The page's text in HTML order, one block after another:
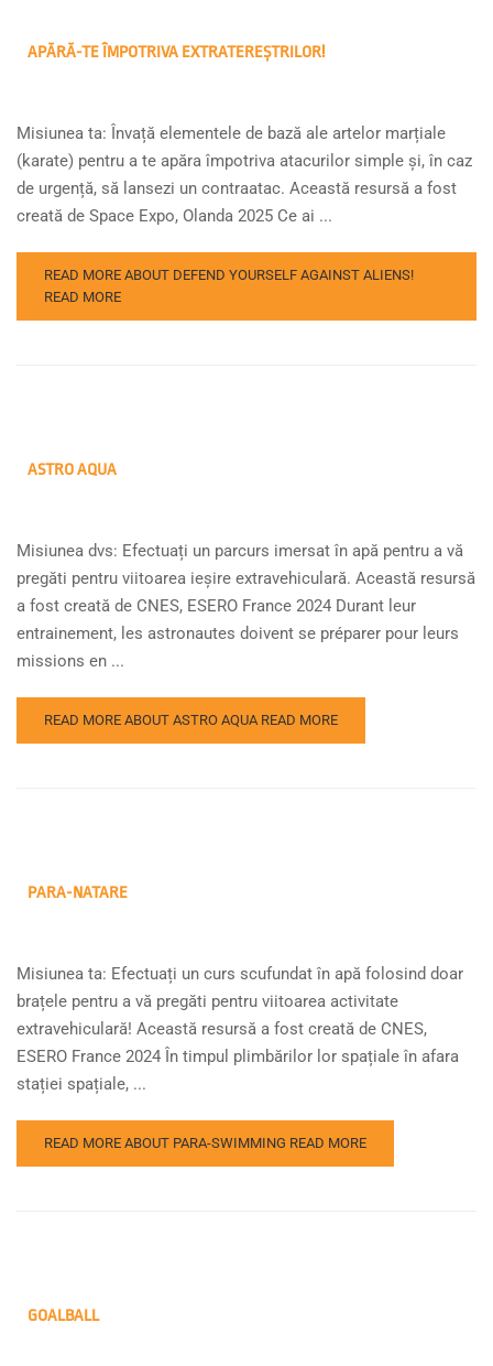
APĂRĂ-TE ÎMPOTRIVA EXTRATEREȘTRILOR!
Misiunea ta: Învață elementele de bază ale artelor marțiale
(karate) pentru a te apăra împotriva atacurilor simple și, în caz
de urgență, să lansezi un contraatac. Această resursă a fost
creată de Space Expo, Olanda 2025 Ce ai ...
READ MORE ABOUT DEFEND YOURSELF AGAINST ALIENS!
READ MORE
ASTRO AQUA
Misiunea dvs: Efectuați un parcurs imersat în apă pentru a vă
pregăti pentru viitoarea ieșire extravehiculară. Această resursă
a fost creată de CNES, ESERO France 2024 Durant leur
entrainement, les astronautes doivent se préparer pour leurs
missions en ...
READ MORE ABOUT ASTRO AQUA READ MORE
PARA-NATARE
Misiunea ta: Efectuați un curs scufundat în apă folosind doar
brațele pentru a vă pregăti pentru viitoarea activitate
extravehiculară! Această resursă a fost creată de CNES,
ESERO France 2024 În timpul plimbărilor lor spațiale în afara
stației spațiale, ...
READ MORE ABOUT PARA-SWIMMING READ MORE
GOALBALL